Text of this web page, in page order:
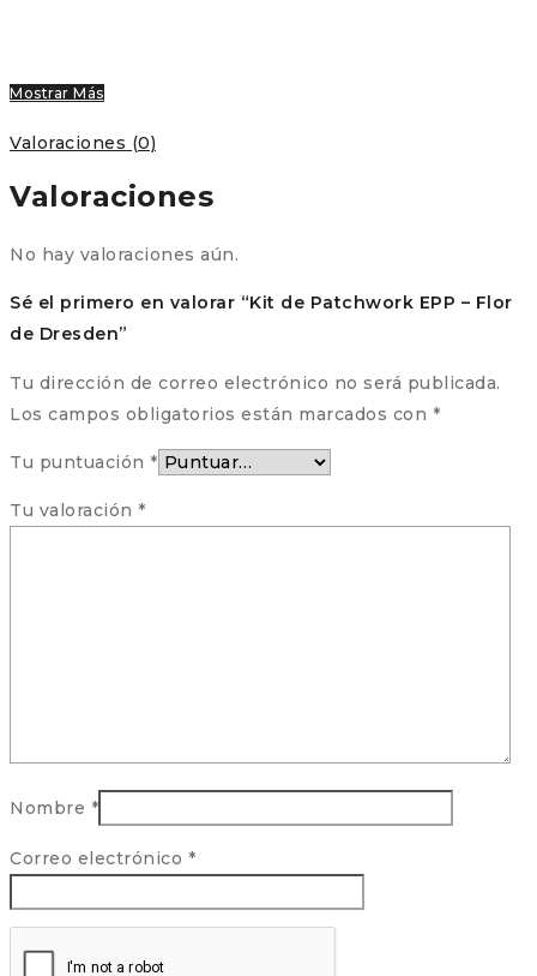
Mostrar Más
Valoraciones (0)
Valoraciones
No hay valoraciones aún.
Sé el primero en valorar “Kit de Patchwork EPP – Flor
de Dresden”
Tu dirección de correo electrónico no será publicada.
Los campos obligatorios están marcados con *
Tu puntuación *
Tu valoración *
Nombre *
Correo electrónico *